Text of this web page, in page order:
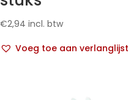
€2,94 incl. btw
Voeg toe aan verlanglijst